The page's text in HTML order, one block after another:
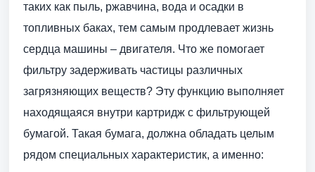
таких как пыль, ржавчина, вода и осадки в
топливных баках, тем самым продлевает жизнь
сердца машины – двигателя. Что же помогает
фильтру задерживать частицы различных
загрязняющих веществ? Эту функцию выполняет
находящаяся внутри картридж с фильтрующей
бумагой. Такая бумага, должна обладать целым
рядом специальных характеристик, а именно: